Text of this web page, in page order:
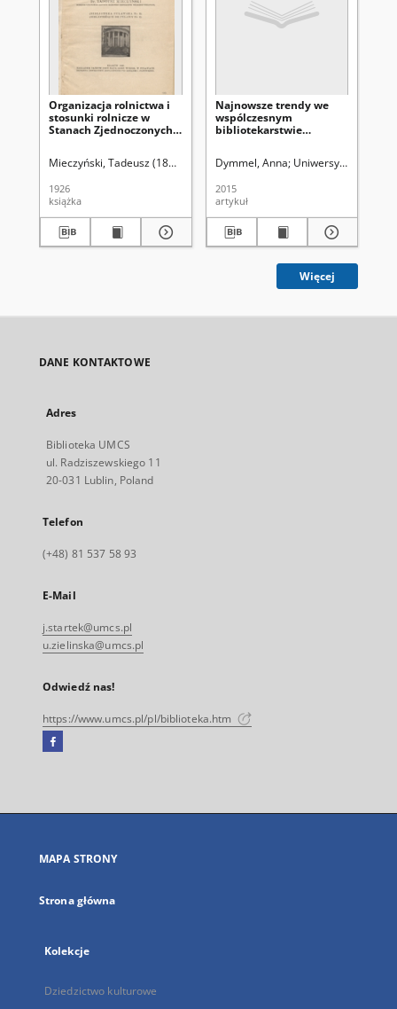
Organizacja rolnictwa i
stosunki rolnicze w
Stanach Zjednoczonych
Mieczyński, Tadeusz (1888-1947)
1926
książka
Najnowsze trendy we
wspólczesnym
bibliotekarstwie
Dymmel, Anna Uniwersytet Marii
2015
artykuł
Więcej
DANE KONTAKTOWE
Adres
Biblioteka UMCS
ul. Radziszewskiego 11
20-031 Lublin, Poland
Telefon
(+48) 81 537 58 93
E-Mail
j.startek@umcs.pl
u.zielinska@umcs.pl
Odwiedź nas!
https://www.umcs.pl/pl/biblioteka.htm
Facebook
się
karcie
MAPA STRONY
Strona główna
Kolekcje
Dziedzictwo kulturowe